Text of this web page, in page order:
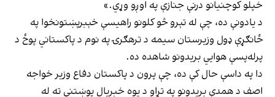
خپلو کوچنیانو درنې جنازې په اوږو وړي.»
د یادونې ده، چې له تېرو څو کلونو راهیسې خېبرپښتونخوا په
ځانګړې ډول وزیرستان سیمه د ترهګرۍ په نوم د پاکستاني پوځ د
پرله‌پسې هوايي بریدونو شاهده ده.
دا په داسې حال کې ده، چې پرون د پاکستان دفاع وزیر خواجه
اصف د همدې بریدونو په تړاو د یوه خبریال پوښتنې ته له